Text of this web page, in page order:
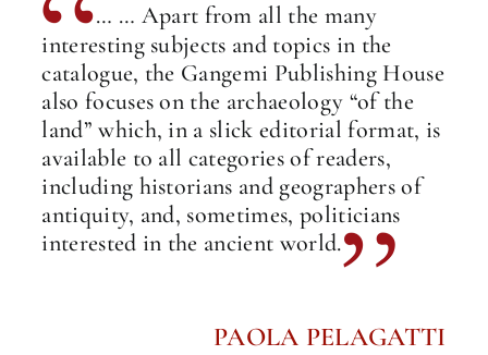
… … Apart from all the many
interesting subjects and topics in the
catalogue, the Gangemi Publishing House
also focuses on the archaeology “of the
land” which, in a slick editorial format, is
available to all categories of readers,
including historians and geographers of
antiquity, and, sometimes, politicians
interested in the ancient world.
PAOLA PELAGATTI